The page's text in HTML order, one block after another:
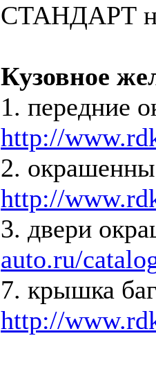
СТАНДАРТ
Кузовное
1. передние
http://
2.
http://
3. двери
auto.ru/
7. крышка
http://